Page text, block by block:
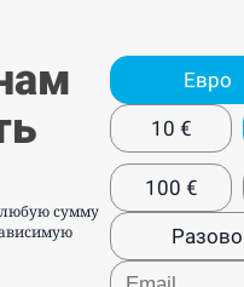
сумму
Евро
10 €
100 €
Разово